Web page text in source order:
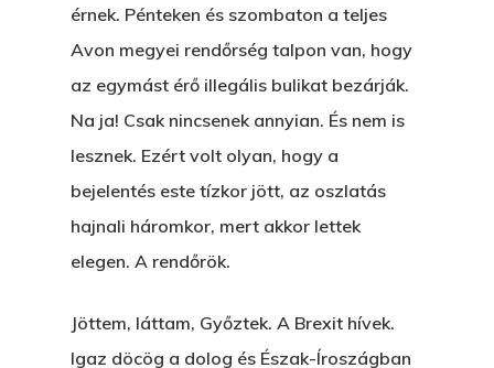
érnek. Pénteken és szombaton a teljes
Avon megyei rendőrség talpon van, hogy
az egymást érő illegális bulikat bezárják.
Na ja! Csak nincsenek annyian. És nem is
lesznek. Ezért volt olyan, hogy a
bejelentés este tízkor jött, az oszlatás
hajnali háromkor, mert akkor lettek
elegen. A rendőrök.
Jöttem, láttam, Győztek. A Brexit hívek.
Igaz döcög a dolog és Észak-Íroszágban